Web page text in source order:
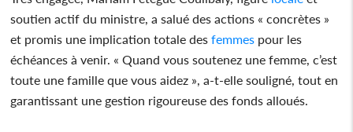
soutien actif du ministre, a salué des actions « concrètes »
et promis une implication totale des femmes pour les
échéances à venir. « Quand vous soutenez une femme, c’est
toute une famille que vous aidez », a-t-elle souligné, tout en
garantissant une gestion rigoureuse des fonds alloués.